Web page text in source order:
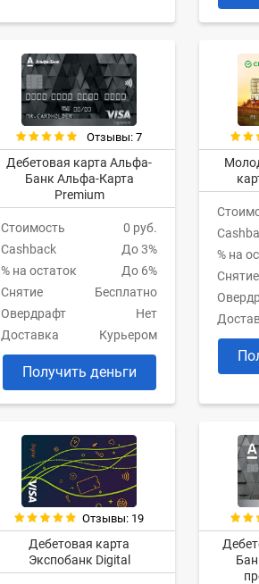
Отзывы: 7
Дебетовая карта Альфа-
Банк Альфа-Карта
Premium
Стоимость
0 руб.
Cashback
До 3%
% на остаток
До 6%
Снятие
Бесплатно
Овердрафт
Нет
Доставка
Курьером
Получить деньги
% на
Снятие
Отзывы: 19
Дебетовая карта
Экспобанк Digital